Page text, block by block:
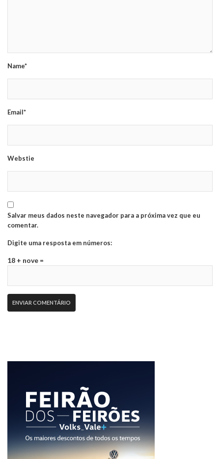
Name*
Email*
Webstie
Salvar meus dados neste navegador para a próxima vez que eu
comentar.
Digite uma resposta em números:
18 + nove =